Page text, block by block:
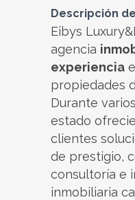
Descripción
Eibys
agencia
experiencia
propiedades
Durante
estado
clientes
de prestigio,
consultoría e
inmobiliaria